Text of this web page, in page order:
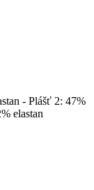
- Plášť 2: 47%
elastan